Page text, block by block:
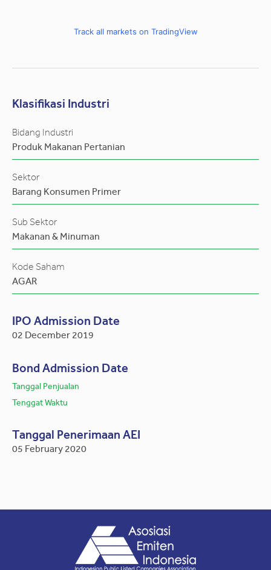
Track all markets on TradingView
Klasifikasi Industri
Bidang Industri
Produk Makanan Pertanian
Sektor
Barang Konsumen Primer
Sub Sektor
Makanan & Minuman
Kode Saham
AGAR
IPO Admission Date
02 December 2019
Bond Admission Date
Tanggal Penjualan
Tenggat Waktu
Tanggal Penerimaan AEI
05 February 2020